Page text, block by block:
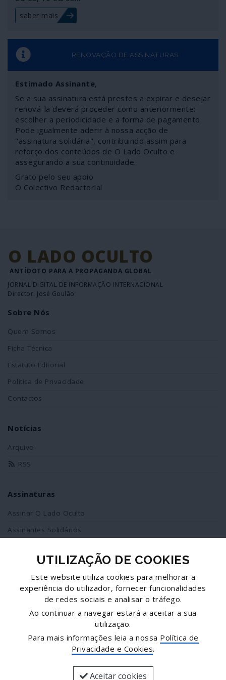
saber mais
RENOVAÇÃO DE ASSINATURAS
Estimado Assinante,
Se a sua assinatura está prestes a expirar e desejar
renová-la deverá proceder como anteriormente:
escolher a periodicidade e a forma de pagamento.
Pode igualmente aderir à nossa acção de
"assinatura solidária", contribuindo assim para
reforço dos conteúdos de O Lado Oculto e
assegurando a sua continuidade.
Grato pelo seu apoio
O Colectivo Redactorial
O LADO OCULTO
ANTÍDOTO PARA A PROPAGANDA GLOBAL
JORNAL DIGITAL DE INFORMAÇÃO INTERNACIONAL
Director: José Goulão
Sobre Nós
Quem Somos
Ficha Técnica
Estatuto Editorial
Política de Privacidade
Contactos
Notícias
Arquivo
RSS
Assinaturas
Assinar O Lado Oculto
Assinantes Solidários
Redes Sociais
Siga-nos no facebook
Twitter
UTILIZAÇÃO DE COOKIES
Este website utiliza cookies para melhorar a
experiência do utilizador, fornecer funcionalidades
de redes sociais e analisar o tráfego.
Ao continuar a navegar estará a aceitar a sua
utilização.
Para mais informações leia a nossa Política de
Privacidade e Cookies.
Aceitar cookies